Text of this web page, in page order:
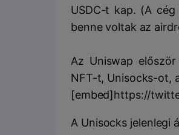
USDC-t kap. (A
benne voltak az
Az Uniswap
NFT-t, Unisocks-ot,
[embed]https://
A Unisocks jelenlegi